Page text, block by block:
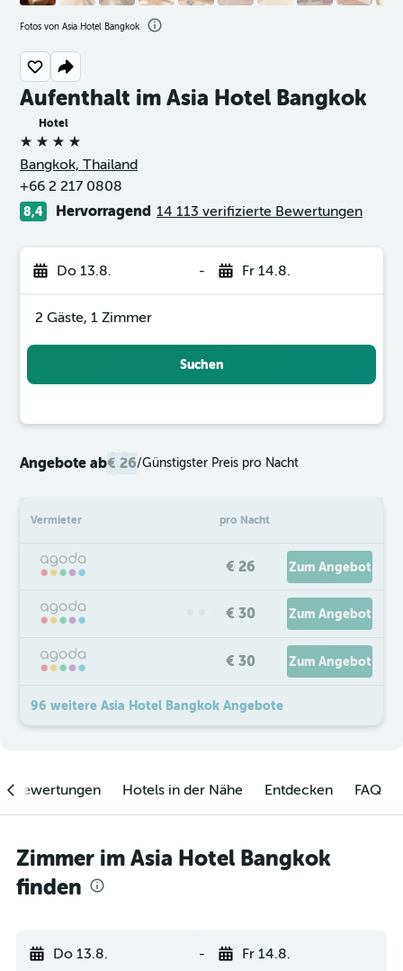
Aufenthalt im Asia Hotel Bangkok
Hotel
4 Sterne
Bangkok, Thailand
+66 2 217 0808
8,4 Hervorragend 14 113 verifizierte Bewertungen
Do 13.8. - Fr 14.8.
2 Gäste, 1 Zimmer
Suchen
Angebote ab€ 26/Günstigster Preis pro Nacht
Vermieter pro Nacht
€ 26 Zum Angebot
€ 30 Zum Angebot
€ 30 Zum Angebot
96 weitere Asia Hotel Bangkok Angebote
Fotos von Asia Hotel Bangkok
Hotels in der Nähe Entdecken FAQ
Zimmer im Asia Hotel Bangkok
finden
Do 13.8. - Fr 14.8.